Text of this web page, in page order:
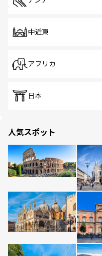
中近東
アフリカ
日本
人気スポット